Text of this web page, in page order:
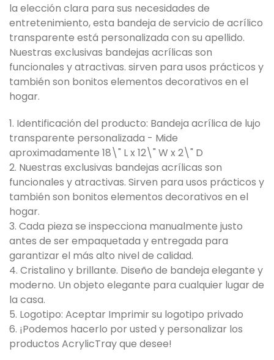
la elección clara para sus necesidades de
entretenimiento, esta bandeja de servicio de acrílico
transparente está personalizada con su apellido.
Nuestras exclusivas bandejas acrílicas son
funcionales y atractivas. sirven para usos prácticos y
también son bonitos elementos decorativos en el
hogar.
1. Identificación del producto: Bandeja acrílica de lujo
transparente personalizada - Mide
aproximadamente 18\" L x 12\" W x 2\" D
2. Nuestras exclusivas bandejas acrílicas son
funcionales y atractivas. Sirven para usos prácticos y
también son bonitos elementos decorativos en el
hogar.
3. Cada pieza se inspecciona manualmente justo
antes de ser empaquetada y entregada para
garantizar el más alto nivel de calidad.
4. Cristalino y brillante. Diseño de bandeja elegante y
moderno. Un objeto elegante para cualquier lugar de
la casa.
5. Logotipo: Aceptar Imprimir su logotipo privado
6. ¡Podemos hacerlo por usted y personalizar los
productos AcrylicTray que desee!